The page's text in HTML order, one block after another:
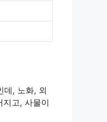
데, 노화, 외
고, 사물이